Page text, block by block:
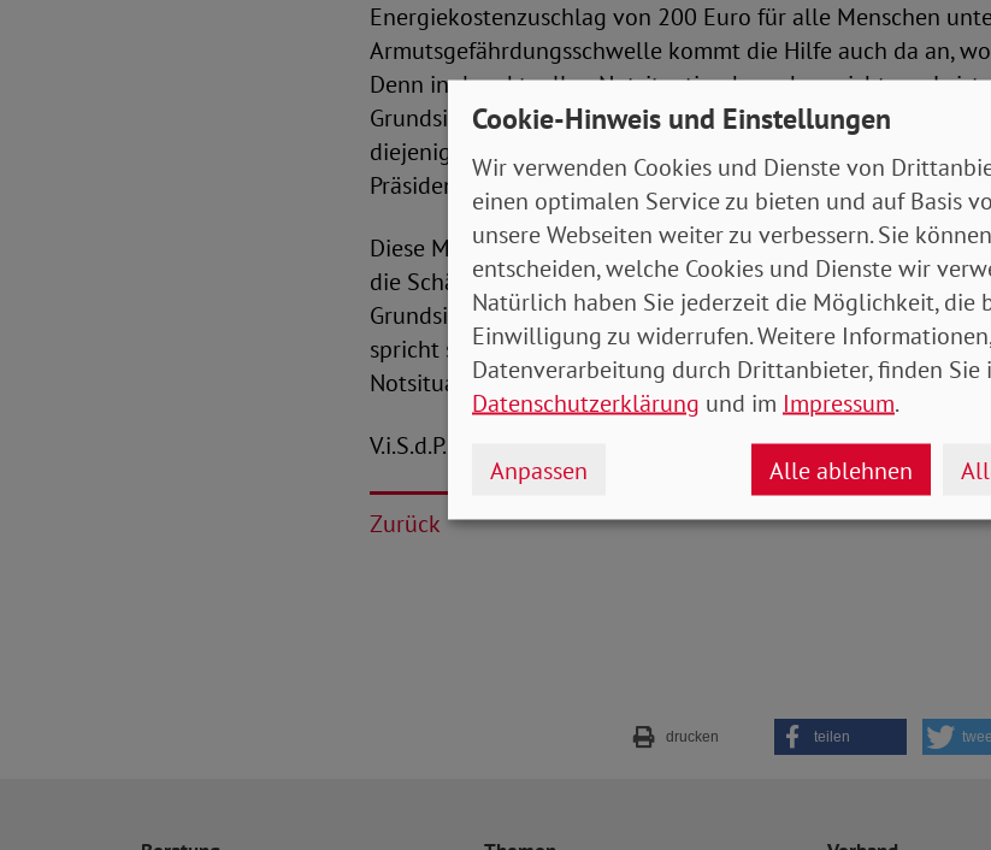
Energiekostenzuschlag von 200 Euro für alle Menschen
Armutsgefährdungsschwelle kommt die Hilfe auch da an,
Denn in der aktuellen Notsituation brauchen nicht nur
Grundsicherungssysteme dringend finanzielle
diejenigen, die knapp oberhalb der
Präsident Adolf Bauer.
Diese Maßnahme würde aus Sicht des SoVD den 3 bis 5
die Schätzungen zufolge in „verdeckter Armut“ leben – also
Grundsicherungsleistungen in Anspruch nehmen, obwohl
spricht sich der SoVD allerdings dafür aus, Vorkehrungen
Notsituationen von vorneherein zu vermeiden.
V.i.S.d.P.: Christian Draheim
Zurück
drucken teilen
Cookie-Hinweis und Einstellungen
Wir verwenden Cookies und Dienste von
einen optimalen Service zu bieten und auf Basis
unsere Webseiten weiter zu verbessern. Sie
entscheiden, welche Cookies und Dienste wir
Natürlich haben Sie jederzeit die Möglichkeit, die
Einwilligung zu widerrufen. Weitere
Datenverarbeitung durch Drittanbieter, finden Sie
Datenschutzerklärung und im Impressum.
Anpassen Alle ablehnen